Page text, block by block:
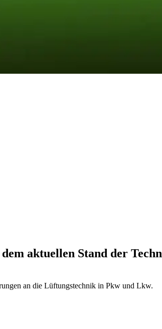
aktuellen Stand der
an die Lüftungstechnik in Pkw und Lkw.